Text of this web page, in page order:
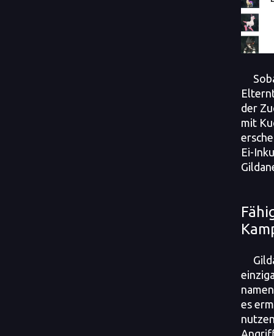
der
mit
Ei-
es